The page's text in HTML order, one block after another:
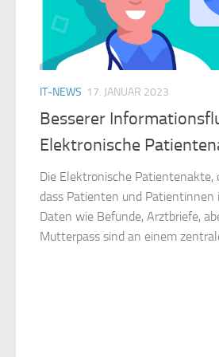
IT-NEWS 17. JANUAR 2023
Besserer
Elektronische
Die Elektronische Patientenakte,
dass Patienten und Patientinnen
Daten wie Befunde, Arztbriefe,
Mutterpass sind an einem